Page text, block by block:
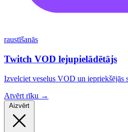
raustīšanās
Twitch VOD lejupielādētājs
Izvelciet veselus VOD un iepriekšējās
Atvērt rīku →
Aizvērt